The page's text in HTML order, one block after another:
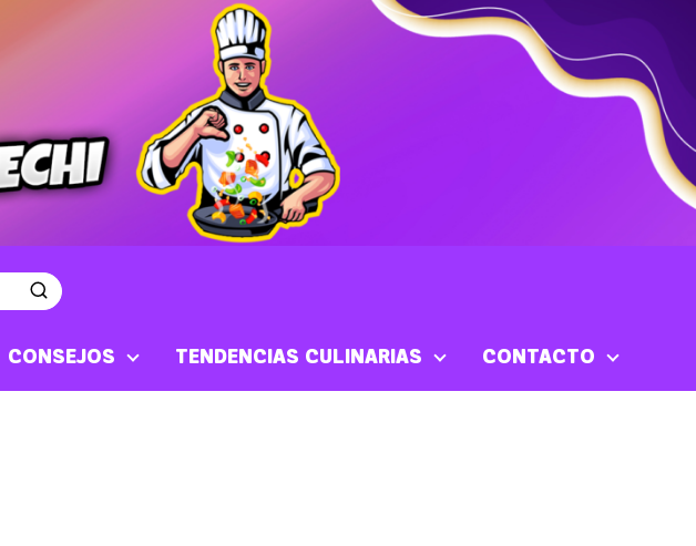
CONSEJOS TENDENCIAS CULINARIAS CONTACTO